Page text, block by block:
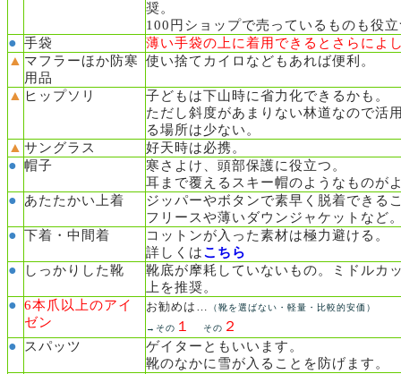
奨。
100円ショップで売っているものも役
● 手袋 薄い手袋の上に着用できるとさらによ
▲ マフラーほか防寒
用品
使い捨てカイロなどもあれば便利。
▲ ヒップソリ
子どもは下山時に省力化できるかも。
ただし斜度があまりない林道なので活
る場所は少ない。
▲ サングラス 好天時は必携。
● 帽子
寒さよけ、頭部保護に役立つ。
耳まで覆えるスキー帽のようなものが
● あたたかい上着
ジッパーやボタンで素早く脱着できる
フリースや薄いダウンジャケットなど
● 下着・中間着
コットンが入った素材は極力避ける。
詳しくはこちら
● しっかりした靴
靴底が摩耗していないもの。ミドルカ
上を推奨。
● 6本爪以上のアイ
ゼン
お勧めは… （靴を選ばない・軽量・比較的安価）
→その １ その ２
●
スパッツ
ゲイターともいいます。
靴のなかに雪が入ることを防げます。